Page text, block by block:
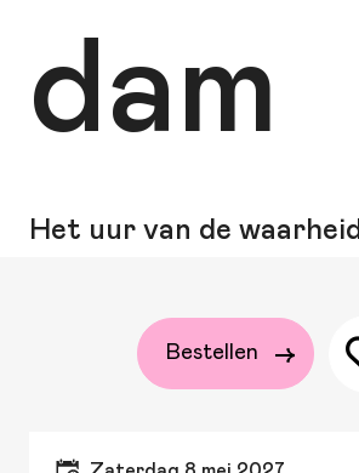
dam
Het uur van de waarheid
Bestellen